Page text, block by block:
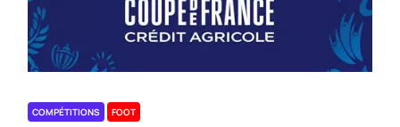
COMPÉTITIONS FOOT